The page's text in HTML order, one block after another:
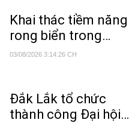
Khai thác tiềm năng
rong biển trong
điều trị bệnh
03/08/2026 3:14:26 CH
Đắk Lắk tổ chức
thành công Đại hội